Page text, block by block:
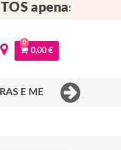
apenas no
0
0,00 €
E MESAS